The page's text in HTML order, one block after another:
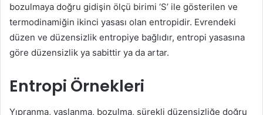
bozulmaya doğru gidişin ölçü birimi ‘S’ ile gösterilen ve
termodinamiğin ikinci yasası olan entropidir. Evrendeki
düzen ve düzensizlik entropiye bağlıdır, entropi yasasına
göre düzensizlik ya sabittir ya da artar.
Entropi Örnekleri
Yıpranma, yaşlanma, bozulma, sürekli düzensizliğe doğru